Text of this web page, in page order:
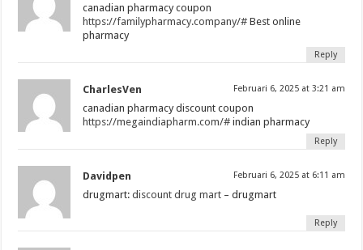
canadian pharmacy coupon
https://familypharmacy.company/# Best online
pharmacy
Reply
CharlesVen Februari 6, 2025 at 3:21 am
canadian pharmacy discount coupon
https://megaindiapharm.com/# indian pharmacy
Reply
Davidpen Februari 6, 2025 at 6:11 am
drugmart:discount drug mart – drugmart
Reply